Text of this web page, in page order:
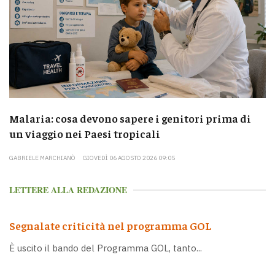
Malaria: cosa devono sapere i genitori prima di
un viaggio nei Paesi tropicali
GABRIELE MARCHIANÒ GIOVEDÌ 06 AGOSTO 2026 09:05
LETTERE ALLA REDAZIONE
Segnalate criticità nel programma GOL
È uscito il bando del Programma GOL, tanto...